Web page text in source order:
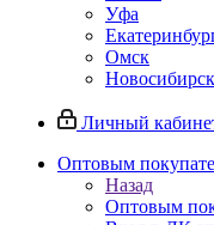
Уфа
Омск
Новосибирск
Личный
Оптовым
Назад
Оптовым